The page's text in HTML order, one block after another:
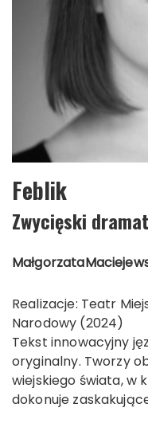
Feblik
Zwycięski
Małgorzata
Realizacje: Teatr
Narodowy (2024)
Tekst innowacyjny
oryginalny. Tworzy
wiejskiego świata, w
dokonuje